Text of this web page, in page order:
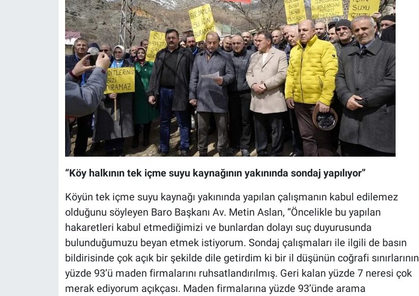
“Köy halkının tek içme suyu kaynağının yakınında sondaj yapılıyor”
Köyün tek içme suyu kaynağı yakınında yapılan çalışmanın kabul edilemez
olduğunu söyleyen Baro Başkanı Av. Metin Aslan, “Öncelikle bu yapılan
hakaretleri kabul etmediğimizi ve bunlardan dolayı suç duyurusunda
bulunduğumuzu beyan etmek istiyorum. Sondaj çalışmaları ile ilgili de basın
bildirisinde çok açık bir şekilde dile getirdim ki bir il düşünün coğrafi sınırlarının
yüzde 93’ü maden firmalarını ruhsatlandırılmış. Geri kalan yüzde 7 neresi çok
merak ediyorum açıkçası. Maden firmalarına yüzde 93’ünde arama